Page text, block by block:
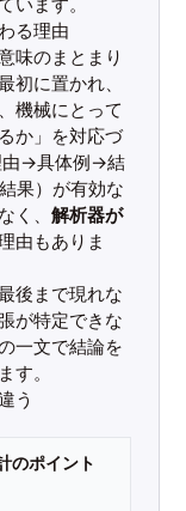
る理由
味のまとまり
初に置かれ、
機械にとって
か」を対応づ
由→具体例→結
果）が有効な
く、 解析器が
由もありま
後まで現れな
が特定できな
一文で結論を
。
う
のポイント